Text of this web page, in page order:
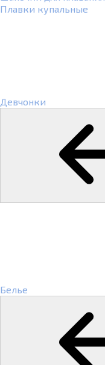
Плавки купальные
Девчонки
Белье